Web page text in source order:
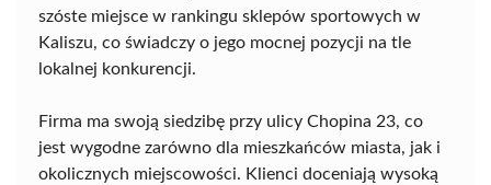
szóste miejsce w rankingu sklepów sportowych w
Kaliszu, co świadczy o jego mocnej pozycji na tle
lokalnej konkurencji.
Firma ma swoją siedzibę przy ulicy Chopina 23, co
jest wygodne zarówno dla mieszkańców miasta, jak i
okolicznych miejscowości. Klienci doceniają wysoką